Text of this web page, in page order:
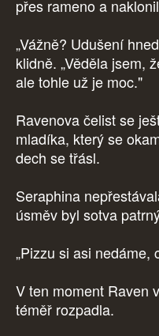
přes rameno a
„Vážně? Udušení
klidně. „Věděla jsem,
ale tohle už je moc."
Ravenova čelist se
mladíka, který se
dech se třásl.
Seraphina
úsměv byl sotva
„Pizzu si asi nedáme,
V ten moment Raven
téměř rozpadla.